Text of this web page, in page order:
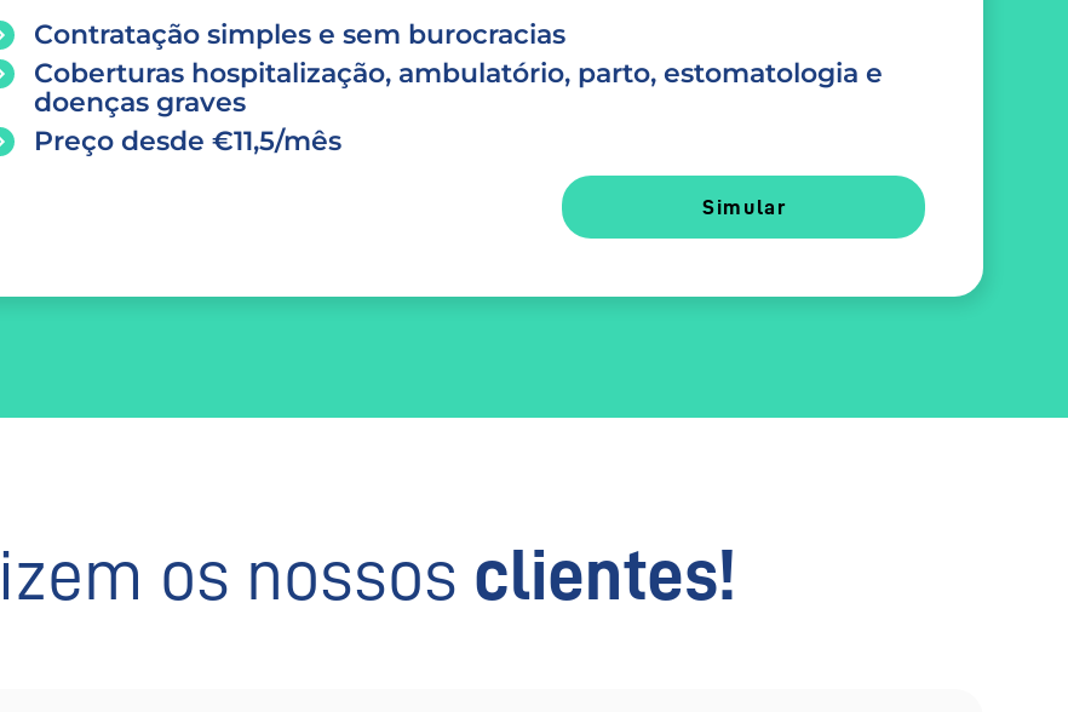
Contratação simples e sem burocracias
Coberturas hospitalização, ambulatório, parto, estomatologia e
doenças graves
Preço desde €11,5/mês
Simular
os nossos clientes!